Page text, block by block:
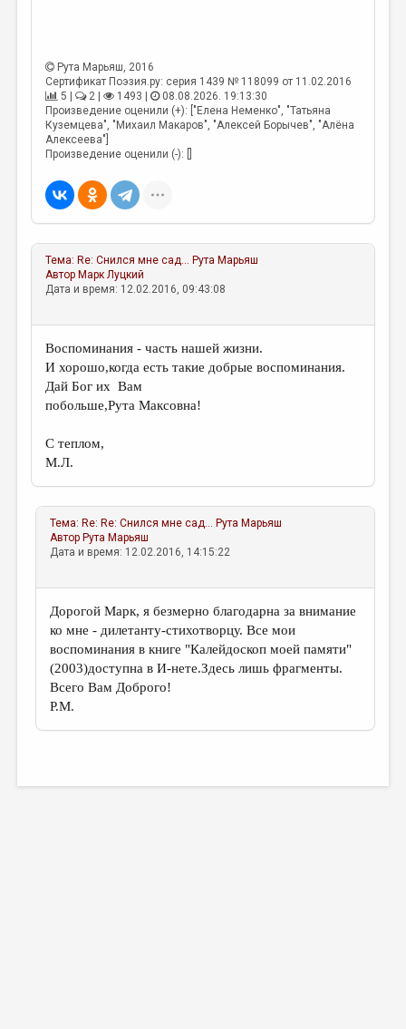
МЕДИА
ВКОНТАКТЕ
Рута Марьяш, 2016
Сертификат Поэзия.ру: серия 1439 № 118099 от 11.02.2016
5 |
2 | 1493 |
08.08.2026. 19:13:30
Произведение оценили (+): ["Елена Неменко", "Татьяна
Куземцева", "Михаил Макаров", "Алексей Борычев", "Алёна
Алексеева"]
Произведение оценили (-): []
Тема: Re: Снился мне сад... Рута Марьяш
Автор Марк Луцкий
Дата и время: 12.02.2016, 09:43:08
Воспоминания - часть нашей жизни.
И хорошо,когда есть такие добрые воспоминания.
Дай Бог их Вам
побольше,Рута Максовна!
С теплом,
М.Л.
Тема: Re: Re: Снился мне сад... Рута Марьяш
Автор Рута Марьяш
Дата и время: 12.02.2016, 14:15:22
Дорогой Марк, я безмерно благодарна за внимание
ко мне - дилетанту-стихотворцу. Все мои
воспоминания в книге "Калейдоскоп моей памяти"
(2003)доступна в И-нете.Здесь лишь фрагменты.
Всего Вам Доброго!
Р.М.